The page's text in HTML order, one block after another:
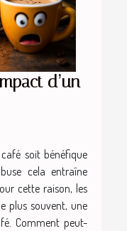
d’un
soit bénéfique
cela entraîne
cette raison, les
plus souvent, une
Comment peut-